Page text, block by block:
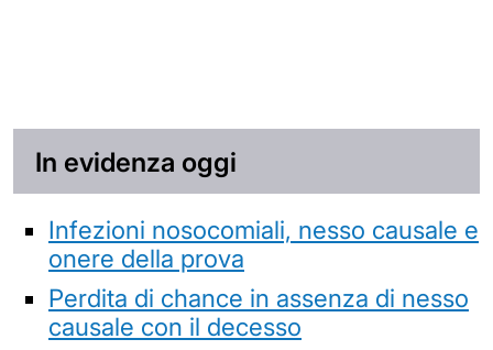
In evidenza oggi
Infezioni nosocomiali, nesso causale e
onere della prova
Perdita di chance in assenza di nesso
causale con il decesso